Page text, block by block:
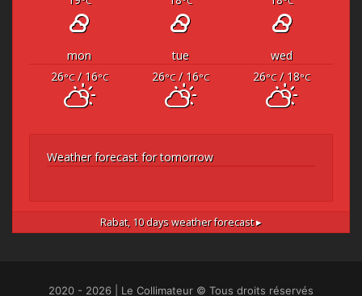
mon tue
wed
26°C/ 16°C 26°C/ 16°C 26°C/ 18°C
Weather forecast for tomorrow
Rabat, 10 days weather forecast ▸
2020 - 2026 | Le Collimateur © Tous droits réservés